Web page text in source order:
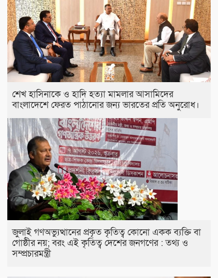
শেখ হাসিনাকে ও হাদি হত্যা মামলার আসামিদের
বাংলাদেশে ফেরত পাঠানোর জন্য ভারতের প্রতি অনুরোধ।
জুলাই গণঅভ্যুত্থানের প্রকৃত কৃতিত্ব কোনো একক ব্যক্তি বা
গোষ্ঠীর নয়; বরং এই কৃতিত্ব দেশের জনগণের : তথ্য ও
সম্প্রচারমন্ত্রী